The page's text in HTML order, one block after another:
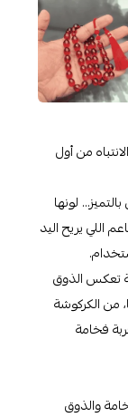
من أول
لونها
يريح اليد
الذوق